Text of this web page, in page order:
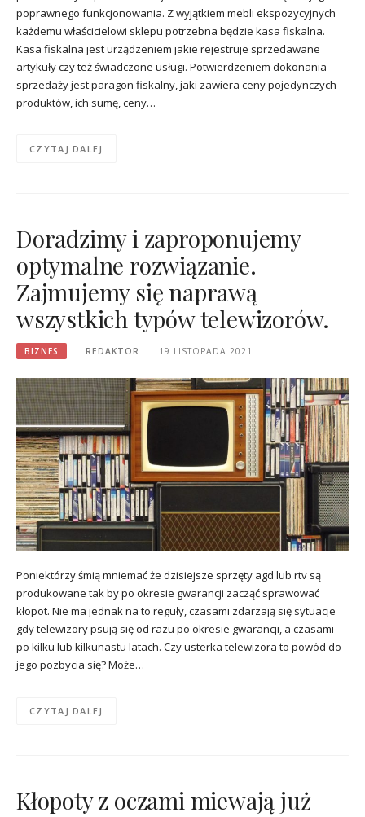
poprawnego funkcjonowania. Z wyjątkiem mebli ekspozycyjnych
każdemu właścicielowi sklepu potrzebna będzie kasa fiskalna.
Kasa fiskalna jest urządzeniem jakie rejestruje sprzedawane
artykuły czy też świadczone usługi. Potwierdzeniem dokonania
sprzedaży jest paragon fiskalny, jaki zawiera ceny pojedynczych
produktów, ich sumę, ceny…
CZYTAJ DALEJ
Doradzimy i zaproponujemy
optymalne rozwiązanie.
Zajmujemy się naprawą
wszystkich typów telewizorów.
BIZNES REDAKTOR 19 LISTOPADA 2021
Poniektórzy śmią mniemać że dzisiejsze sprzęty agd lub rtv są
produkowane tak by po okresie gwarancji zacząć sprawować
kłopot. Nie ma jednak na to reguły, czasami zdarzają się sytuacje
gdy telewizory psują się od razu po okresie gwarancji, a czasami
po kilku lub kilkunastu latach. Czy usterka telewizora to powód do
jego pozbycia się? Może…
CZYTAJ DALEJ
Kłopoty z oczami miewają już